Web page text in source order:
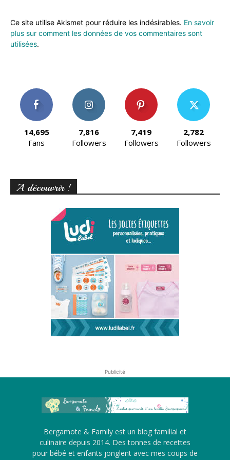
Ce site utilise Akismet pour réduire les indésirables. En savoir
plus sur comment les données de vos commentaires sont
utilisées.
14,695
Fans
7,816
Followers
7,419
Followers
2,782
Followers
A découvrir !
Publicité
Bergamote & Family est un blog familial et
culinaire depuis 2014. Des tonnes de recettes
pour bébé et enfants jonglent avec mes coups de